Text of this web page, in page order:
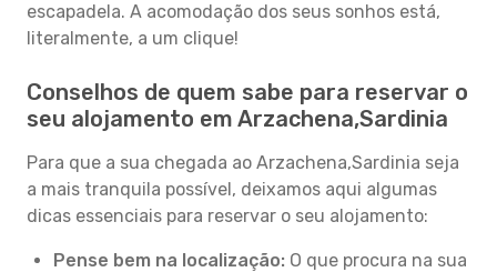
escapadela. A acomodação dos seus sonhos está,
literalmente, a um clique!
Conselhos de quem sabe para reservar o
seu alojamento em Arzachena,Sardinia
Para que a sua chegada ao Arzachena,Sardinia seja
a mais tranquila possível, deixamos aqui algumas
dicas essenciais para reservar o seu alojamento:
Pense bem na localização: O que procura na sua